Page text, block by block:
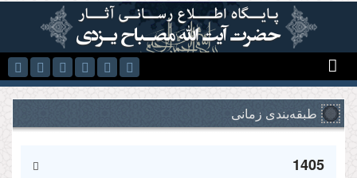
رفتن به محتوای اصلی
طبقه‌بندی زمانی
1405